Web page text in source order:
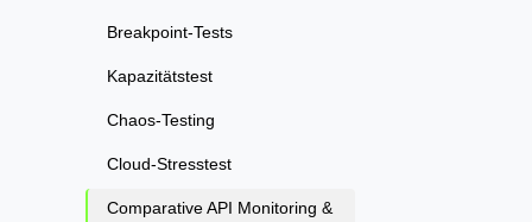
Breakpoint-Tests
Kapazitätstest
Chaos-Testing
Cloud-Stresstest
Comparative API Monitoring &